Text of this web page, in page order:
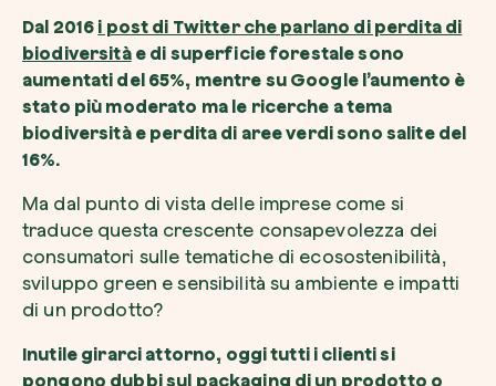
Dal 2016 i post di Twitter che parlano di perdita di
biodiversitàe di superficie forestale sono
aumentati del 65%, mentre su Google l’aumento è
stato più moderato ma le ricerche a tema
biodiversità e perdita di aree verdi sono salite del
16%.
Ma dal punto di vista delle imprese come si
traduce questa crescente consapevolezza dei
consumatori sulle tematiche di ecosostenibilità,
sviluppo green e sensibilità su ambiente e impatti
di un prodotto?
Inutile girarci attorno, oggi tutti i clienti si
pongono dubbi sul packaging di un prodotto o
Non compilare questo campo
Invia richiesta